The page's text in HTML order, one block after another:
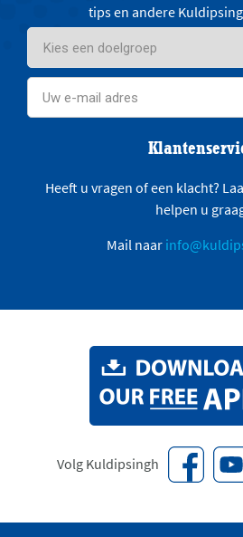
tips en andere
Heeft u vragen of een klacht?
helpen u
Mail naar
Volg Kuldipsingh